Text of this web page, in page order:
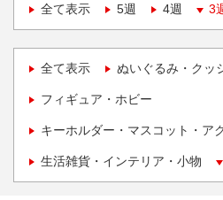
全て表示
5週 4週 3
全て表示 ぬいぐるみ・クッ
フィギュア・ホビー
キーホルダー・マスコット・ア
生活雑貨・インテリア・小物